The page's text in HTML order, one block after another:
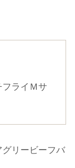
ライＭサ
リービーフバ